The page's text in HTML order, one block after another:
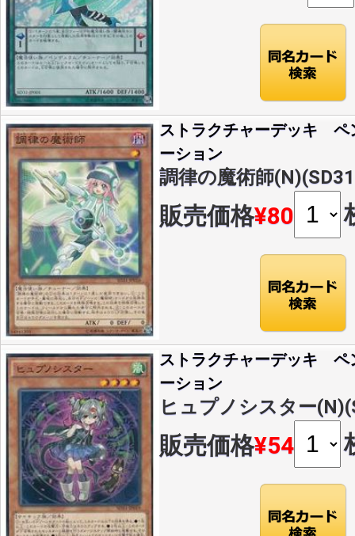
ストラクチャーデッキ ペ
ーション
調律の魔術師
販売価格¥80
ストラクチャーデッキ ペ
ーション
ヒュプノシスター
販売価格¥54